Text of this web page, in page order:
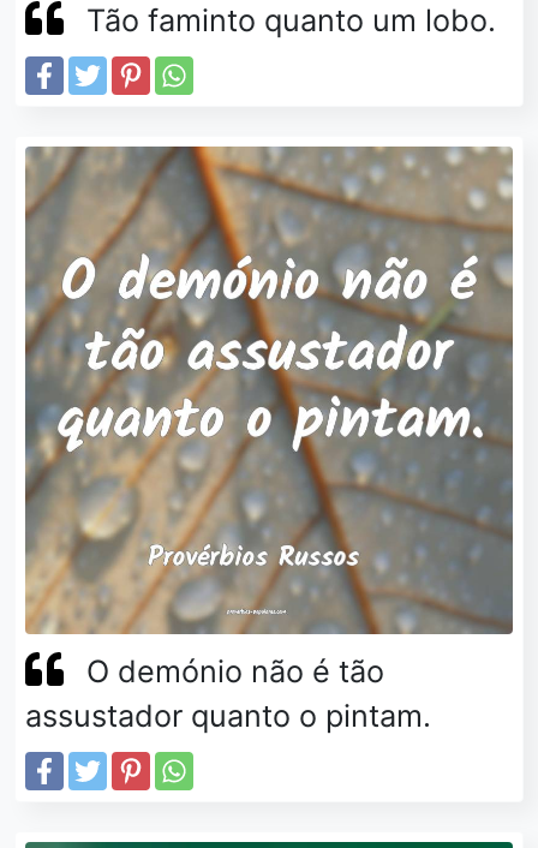
Tão faminto quanto um lobo.
O demónio não é tão
assustador quanto o pintam.